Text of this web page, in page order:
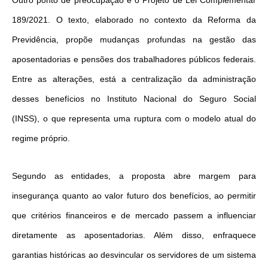
189/2021. O texto, elaborado no contexto da Reforma da
Previdência, propõe mudanças profundas na gestão das
aposentadorias e pensões dos trabalhadores públicos federais.
Entre as alterações, está a centralização da administração
desses benefícios no Instituto Nacional do Seguro Social
(INSS), o que representa uma ruptura com o modelo atual do
regime próprio.
Segundo as entidades, a proposta abre margem para
insegurança quanto ao valor futuro dos benefícios, ao permitir
que critérios financeiros e de mercado passem a influenciar
diretamente as aposentadorias. Além disso, enfraquece
garantias históricas ao desvincular os servidores de um sistema